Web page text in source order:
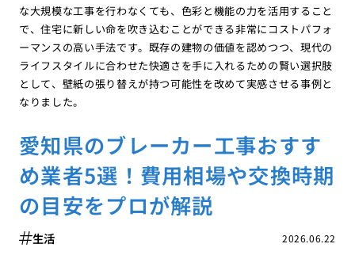
な大規模な工事を行わなくても、色彩と機能の力を活用すること
で、住宅に新しい命を吹き込むことができる非常にコストパフォ
ーマンスの高い手法です。既存の建物の価値を認めつつ、現代の
ライフスタイルに合わせた快適さを手に入れるための賢い選択肢
として、壁紙の張り替えが持つ可能性を改めて実感させる事例と
なりました。
愛知県のブレーカー工事おすす
め業者5選！費用相場や交換時期
の目安をプロが解説
2026.06.22
生活